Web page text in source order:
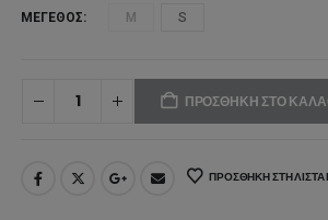
ΜΈΓΕΘΟΣ M S
ΠΡΟΣΘΉΚΗ ΣΤΟ
ΠΡΟΣΘΉΚΗ ΣΤΗ ΛΊΣΤΑ